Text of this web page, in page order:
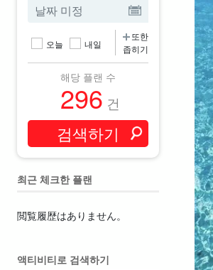
오늘 내일
또한
좁히기
해당 플랜 수
296 건
최근 체크한 플랜
閲覧履歴はありません。
액티비티로 검색하기